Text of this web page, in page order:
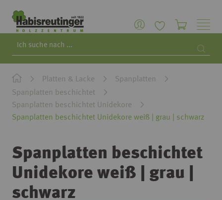
Platten & Lacke
Spanplatten
Spanplatten beschichtet
Spanplatten beschichtet Unidekore
Spanplatten beschichtet Unidekore weiß | grau | schwarz
Spanplatten beschichtet
Unidekore weiß | grau |
schwarz